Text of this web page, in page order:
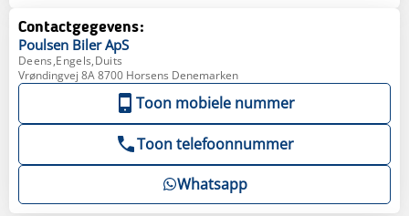
Contactgegevens:
Poulsen Biler ApS
Deens,Engels,Duits
Vrøndingvej 8A 8700 Horsens Denemarken
Toon mobiele nummer
Toon telefoonnummer
Whatsapp